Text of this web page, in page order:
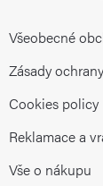
Všeobecné
Zásady
Cookies policy
Reklamace a
Vše o nákupu